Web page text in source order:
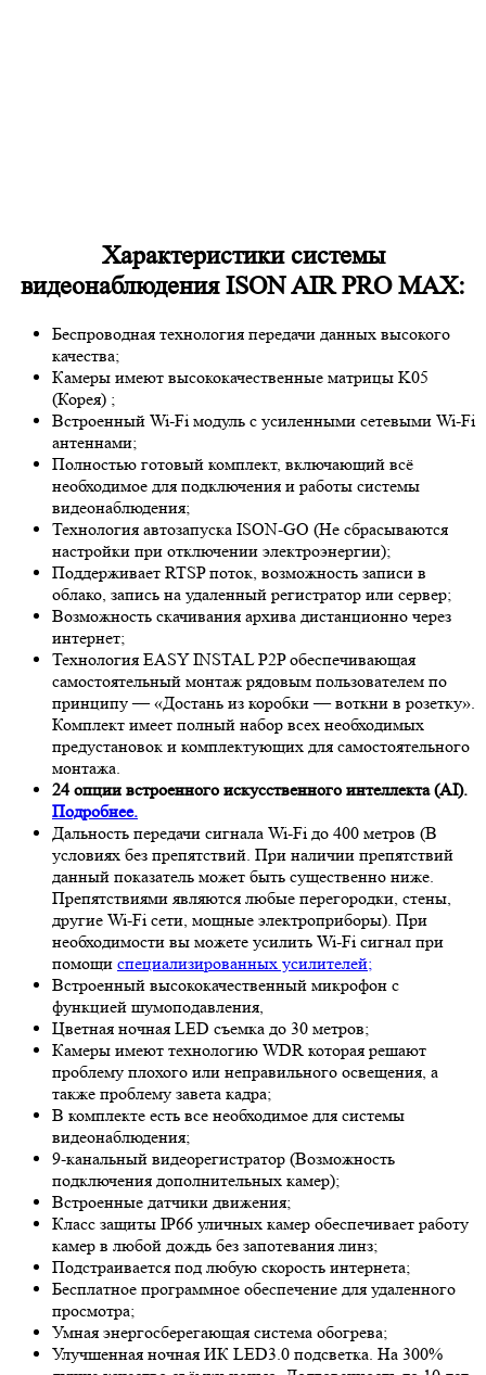
Характеристики системы
видеонаблюдения ISON AIR PRO MAX:
Беспроводная технология передачи данных высокого
качества;
Камеры имеют высококачественные матрицы K05
(Корея) ;
Встроенный Wi-Fi модуль с усиленными сетевыми Wi-Fi
антеннами;
Полностью готовый комплект, включающий всё
необходимое для подключения и работы системы
видеонаблюдения;
Технология автозапуска ISON-GO (Не сбрасываются
настройки при отключении электроэнергии);
Поддерживает RTSP поток, возможность записи в
облако, запись на удаленный регистратор или сервер;
Возможность скачивания архива дистанционно через
интернет;
Технология EASY INSTAL P2P обеспечивающая
самостоятельный монтаж рядовым пользователем по
принципу — «Достань из коробки — воткни в розетку».
Комплект имеет полный набор всех необходимых
предустановок и комплектующих для самостоятельного
монтажа.
24 опции встроенного искусственного интеллекта (AI).
Подробнее.
Дальность передачи сигнала Wi-Fi до 400 метров (В
условиях без препятствий. При наличии препятствий
данный показатель может быть существенно ниже.
Препятствиями являются любые перегородки, стены,
другие Wi-Fi сети, мощные электроприборы). При
необходимости вы можете усилить Wi-Fi сигнал при
помощи специализированных усилителей;
Встроенный высококачественный микрофон с
функцией шумоподавления,
Цветная ночная LED съемка до 30 метров;
Камеры имеют технологию WDR которая решают
проблему плохого или неправильного освещения, а
также проблему завета кадра;
В комплекте есть все необходимое для системы
видеонаблюдения;
9-канальный видеорегистратор (Возможность
подключения дополнительных камер);
Встроенные датчики движения;
Класс защиты IP66 уличных камер обеспечивает работу
камер в любой дождь без запотевания линз;
Подстраивается под любую скорость интернета;
Бесплатное программное обеспечение для удаленного
просмотра;
Умная энергосберегающая система обогрева;
Улучшенная ночная ИК LED3.0 подсветка. На 300%